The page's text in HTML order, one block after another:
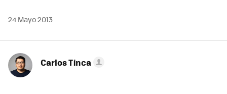
24 Mayo 2013
Carlos Tinca